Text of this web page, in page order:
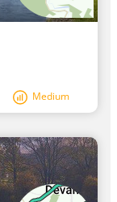
Medium